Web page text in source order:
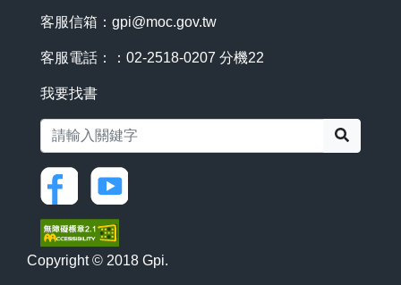
客服信箱： gpi@moc.gov.tw
客服電話：：02-2518-0207 分機22
我要找書
Copyright © 2018 Gpi.